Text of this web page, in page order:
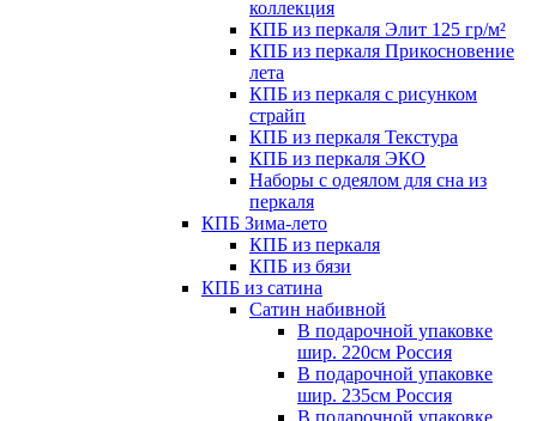
коллекция
КПБ из перкаля Элит 125 гр/м²
КПБ из перкаля Прикосновение
лета
КПБ из перкаля с рисунком
страйп
КПБ из перкаля Текстура
КПБ из перкаля ЭКО
Наборы с одеялом для сна из
перкаля
КПБ Зима-лето
КПБ из перкаля
КПБ из бязи
КПБ из сатина
Сатин набивной
В подарочной упаковке
шир. 220см Россия
В подарочной упаковке
шир. 235см Россия
В подарочной упаковке